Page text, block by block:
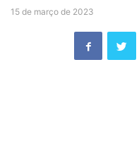
15 de março de 2023